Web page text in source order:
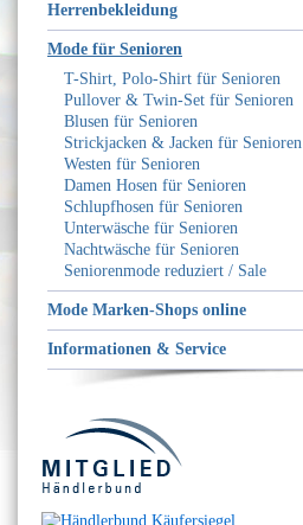
Herrenbekleidung
Mode für Senioren
T-Shirt, Polo-Shirt für Senioren
Pullover & Twin-Set für Senioren
Blusen für Senioren
Strickjacken & Jacken für Senioren
Westen für Senioren
Damen Hosen für Senioren
Schlupfhosen für Senioren
Unterwäsche für Senioren
Nachtwäsche für Senioren
Seniorenmode reduziert / Sale
Mode Marken-Shops online
Informationen & Service